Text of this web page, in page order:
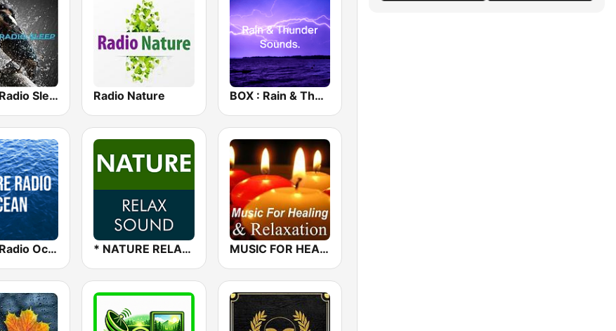
Nature Radio Sleep Radio Nature BOX : Rain & Thunder Sounds
Nature Radio Ocean * NATURE RELAX SOUND MUSIC FOR HEALING & RELAXATION